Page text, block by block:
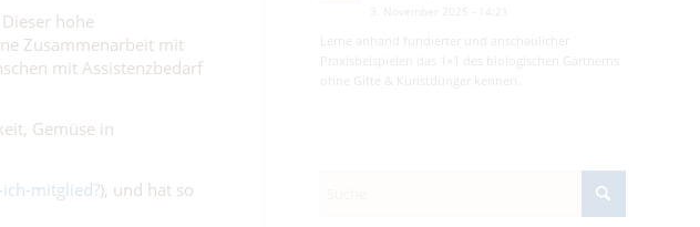
hohe
Zusammenarbeit mit
mit Assistenzbedarf
Gemüse in
mitglied?), und hat so
3. November 2025 - 14:21
Lerne anhand fundierter und anschaulicher
Praxisbeispielen das 1×1 des biologischen Gärtnerns
ohne Gifte & Kunstdünger kennen.